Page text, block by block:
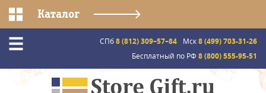
СПб8 (812) 309–57–84 Мск8 (499) 703-31-26
Бесплатный по РФ 8 (800) 555-95-51
Каталог